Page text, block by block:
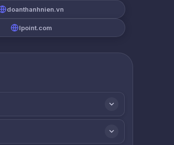
doanthanhnien.vn
lpoint.com